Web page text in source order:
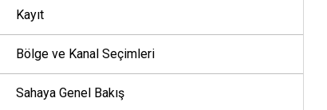
Kayıt
Bölge ve Kanal Seçimleri
Sahaya Genel Bakış